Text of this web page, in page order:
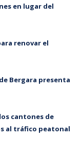
en lugar del
renovar el
Bergara presenta
cantones de
al tráfico peatonal